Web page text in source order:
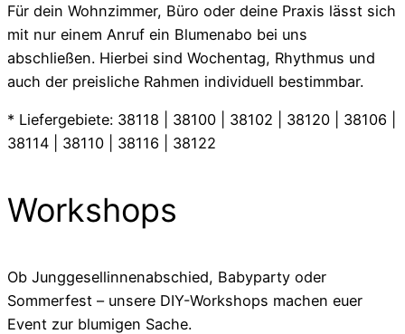
Für dein Wohnzimmer, Büro oder deine Praxis lässt sich
mit nur einem Anruf ein Blumenabo bei uns
abschließen. Hierbei sind Wochentag, Rhythmus und
auch der preisliche Rahmen individuell bestimmbar.
* Liefergebiete: 38118 | 38100 | 38102 | 38120 | 38106 |
38114 | 38110 | 38116 | 38122
Workshops
Ob Junggesellinnenabschied, Babyparty oder
Sommerfest – unsere DIY-Workshops machen euer
Event zur blumigen Sache.